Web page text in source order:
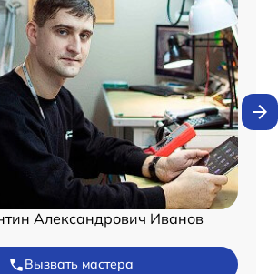
Александрович Иванов
Вызвать мастера